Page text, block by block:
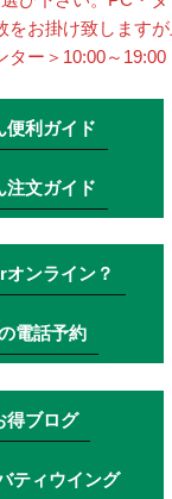
をお掛け致します
ター＞10:00～19:00
便利ガイド
注文ガイド
オンライン？
電話予約
得ブログ
ティウイング